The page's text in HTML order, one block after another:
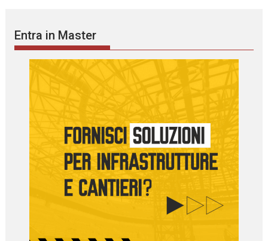
Entra in Master